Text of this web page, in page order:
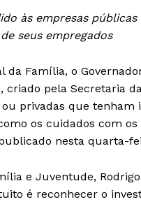
às empresas
seus empregados
da Família, o
criado pela Secretaria
privadas que
os cuidados com
nesta quarta-
e Juventude,
é reconhecer o